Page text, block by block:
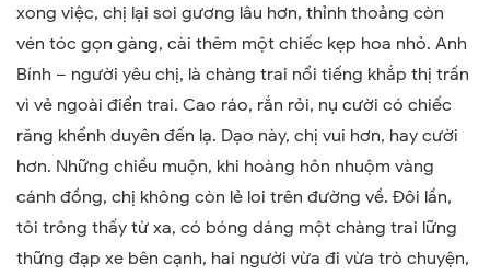
xong việc, chị lại soi gương lâu hơn, thỉnh thoảng còn
vén tóc gọn gàng, cài thêm một chiếc kẹp hoa nhỏ. Anh
Bính – người yêu chị, là chàng trai nổi tiếng khắp thị trấn
vì vẻ ngoài điển trai. Cao ráo, rắn rỏi, nụ cười có chiếc
răng khểnh duyên đến lạ. Dạo này, chị vui hơn, hay cười
hơn. Những chiều muộn, khi hoàng hôn nhuộm vàng
cánh đồng, chị không còn lẻ loi trên đường về. Đôi lần,
tôi trông thấy từ xa, có bóng dáng một chàng trai lững
thững đạp xe bên cạnh, hai người vừa đi vừa trò chuyện,